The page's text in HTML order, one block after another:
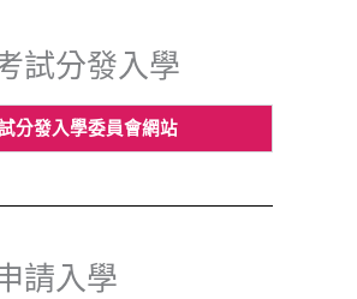
試分發入學
分發入學委員會網站
請入學